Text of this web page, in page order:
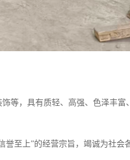
等，具有质轻、高强、色泽丰富
誉至上”的经营宗旨，竭诚为社会